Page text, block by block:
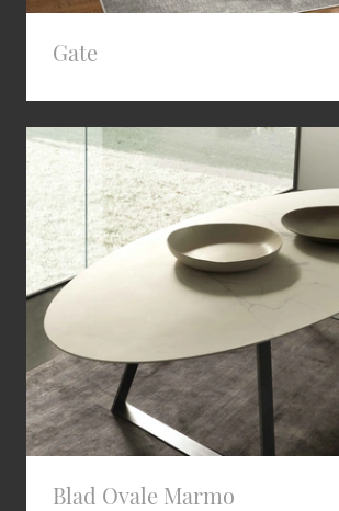
Gate
Blad Ovale Marmo